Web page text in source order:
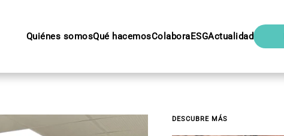
Quiénes somosQué hacemosColaboraESGActualidad
DESCUBRE MÁS